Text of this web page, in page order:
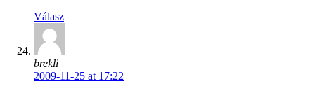
Válasz
brekli
2009-11-25 at 17:22